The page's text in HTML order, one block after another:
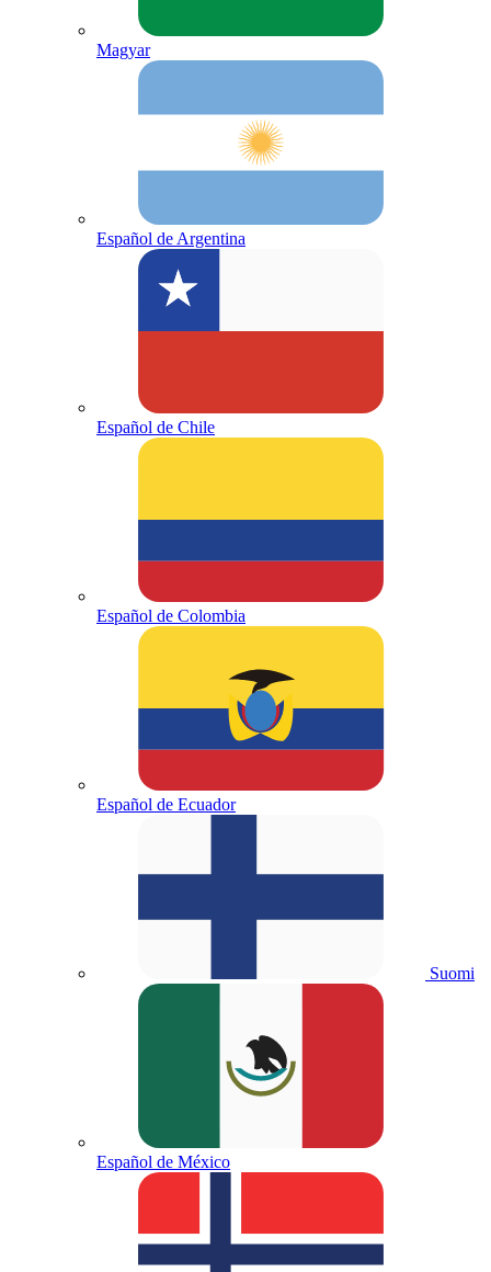
Magyar
Español de Argentina
Español de Chile
Español de Colombia
Español de Ecuador
Suomi
Español de México